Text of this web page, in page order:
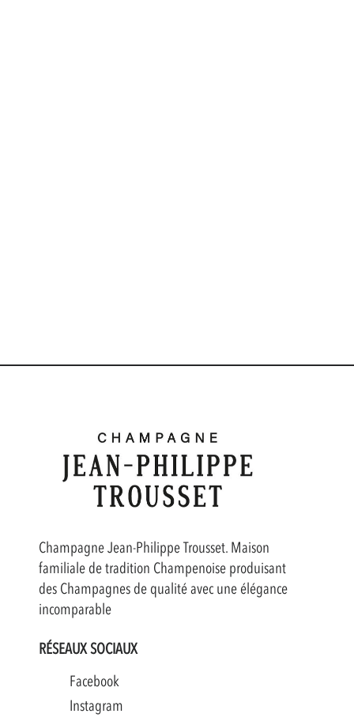
Champagne Jean-Philippe Trousset. Maison
familiale de tradition Champenoise produisant
des Champagnes de qualité avec une élégance
incomparable
RÉSEAUX SOCIAUX
Facebook
Instagram